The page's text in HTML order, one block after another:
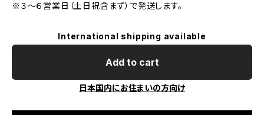
※３〜６営業日（土日祝含まず）で発送します。
International shipping available
Add to cart
日本国内にお住まいの方向け